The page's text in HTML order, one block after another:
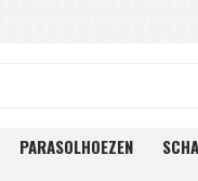
PARASOLHOEZEN